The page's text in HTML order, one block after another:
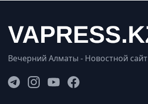
Вечерний Алматы - Новостной сайт